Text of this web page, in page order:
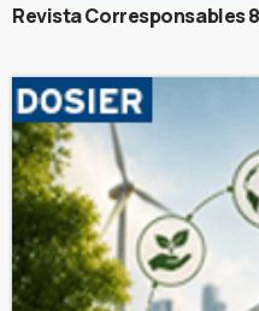
Revista Corresponsables